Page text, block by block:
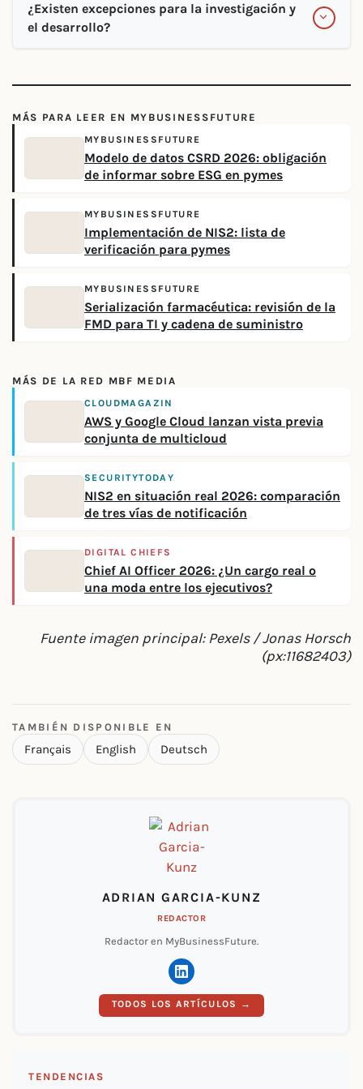
¿Existen excepciones para la investigación y
el desarrollo?
MÁS PARA LEER EN MYBUSINESSFUTURE
MYBUSINESSFUTURE
Modelo de datos CSRD 2026: obligación
de informar sobre ESG en pymes
MYBUSINESSFUTURE
Implementación de NIS2: lista de
verificación para pymes
MYBUSINESSFUTURE
Serialización farmacéutica: revisión de la
FMD para TI y cadena de suministro
MÁS DE LA RED MBF MEDIA
CLOUDMAGAZIN
AWS y Google Cloud lanzan vista previa
conjunta de multicloud
SECURITYTODAY
NIS2 en situación real 2026: comparación
de tres vías de notificación
DIGITAL CHIEFS
Chief AI Officer 2026: ¿Un cargo real o
una moda entre los ejecutivos?
Fuente imagen principal: Pexels / Jonas Horsch
(px:11682403)
TAMBIÉN DISPONIBLE EN
Français English Deutsch
ADRIAN GARCIA-KUNZ
REDACTOR
Redactor en MyBusinessFuture.
TODOS LOS ARTÍCULOS →
TENDENCIAS